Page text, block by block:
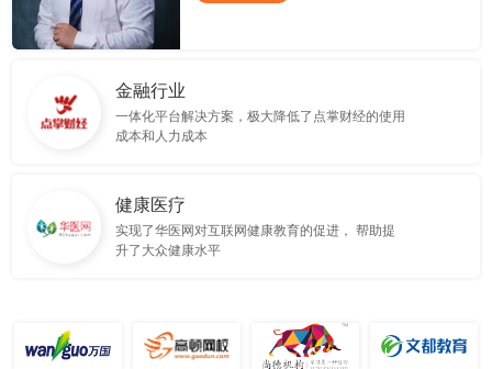
金融行业
一体化平台解决方案，极大降低了点掌财经的使用
成本和人力成本
健康医疗
实现了华医网对互联网健康教育的促进， 帮助提
升了大众健康水平